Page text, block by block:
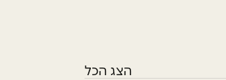
הצג הכל